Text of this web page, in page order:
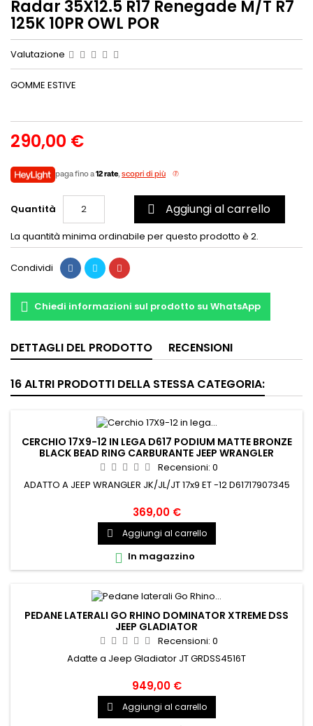
Radar 35X12.5 R17 Renegade M/T R7
125K 10PR OWL POR
Valutazione
GOMME ESTIVE
290,00 €
paga fino a12 rate, scopri di più
Quantità  Aggiungi al carrello
La quantità minima ordinabile per questo prodotto è 2.
Condividi
Chiedi informazioni sul prodotto su WhatsApp
DETTAGLI DEL PRODOTTO RECENSIONI
16 ALTRI PRODOTTI DELLA STESSA CATEGORIA:
CERCHIO 17X9-12 IN LEGA D617 PODIUM MATTE BRONZE
BLACK BEAD RING CARBURANTE JEEP WRANGLER
Recensioni: 0
ADATTO A JEEP WRANGLER JK/JL/JT 17x9 ET -12 D61717907345
369,00 €
 Aggiungi al carrello
 In magazzino
PEDANE LATERALI GO RHINO DOMINATOR XTREME DSS
JEEP GLADIATOR
Recensioni: 0
Adatte a Jeep Gladiator JT GRDSS4516T
949,00 €
 Aggiungi al carrello